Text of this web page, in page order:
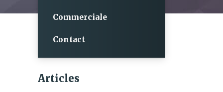
Commerciale
Contact
Articles